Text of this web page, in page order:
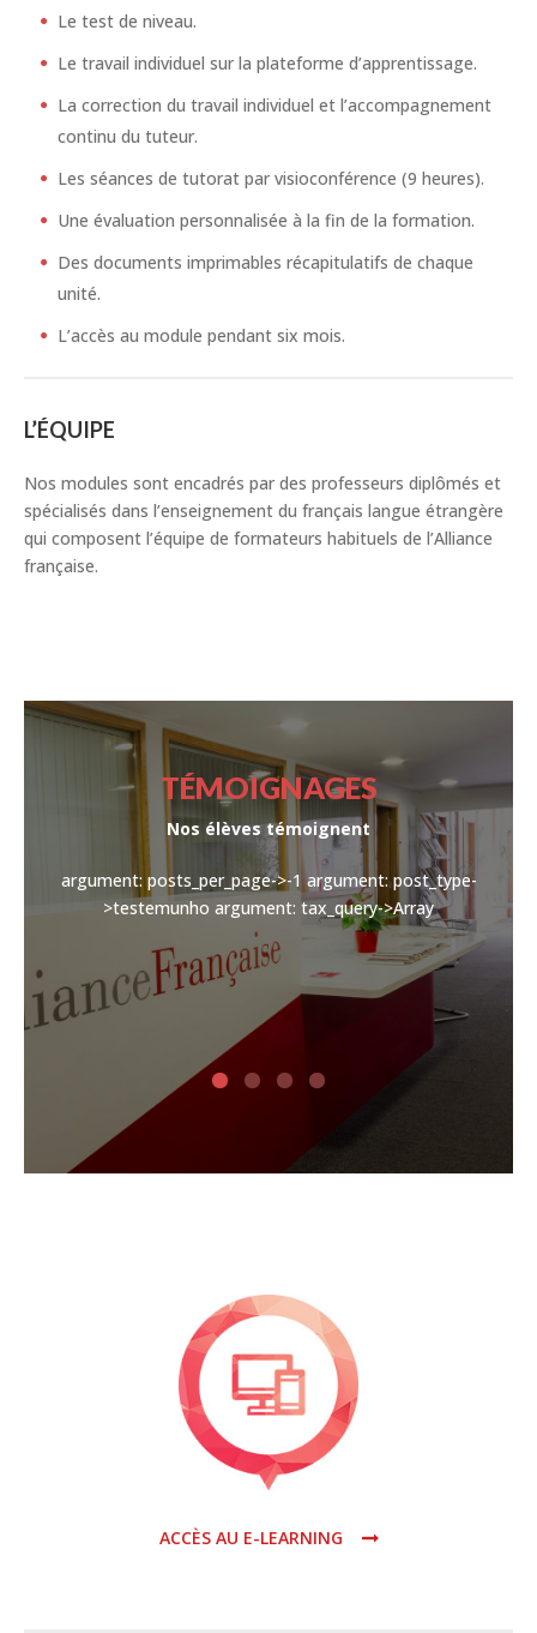
Le test de niveau.
Le travail individuel sur la plateforme d’apprentissage.
La correction du travail individuel et l’accompagnement
continu du tuteur.
Les séances de tutorat par visioconférence (9 heures).
Une évaluation personnalisée à la fin de la formation.
Des documents imprimables récapitulatifs de chaque
unité.
L’accès au module pendant six mois.
L’ÉQUIPE
Nos modules sont encadrés par des professeurs diplômés et
spécialisés dans l’enseignement du français langue étrangère
qui composent l’équipe de formateurs habituels de l’Alliance
française.
TÉMOIGNAGES
Nos élèves témoignent
argument: posts_per_page->-1argument: post_type-
>testemunho argument: tax_query->Array
ci-
ACCÈS AU E-LEARNING